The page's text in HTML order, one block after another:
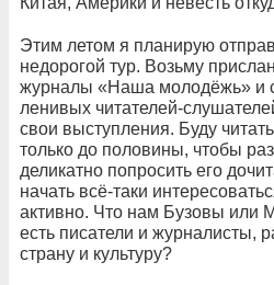
Этим летом я планирую
недорогой тур. Возьму
журналы «Наша молодёжь» и
ленивых читателей-
свои выступления. Буду
только до половины, чтобы
деликатно попросить его
начать всё-таки
активно. Что нам Бузовы или
есть писатели и журналисты,
страну и культуру?